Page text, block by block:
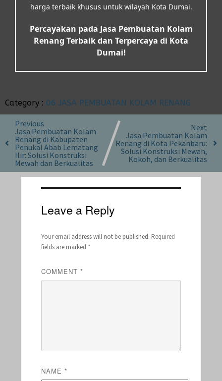
harga terbaik khusus untuk wilayah Kota Dumai.
Percayakan pada Jasa Pembuatan Kolam
Renang Terbaik dan Terpercaya di Kota
Dumai!
Category : 06 JASA PEMBUATAN KOLAM RENANG
Previous
Jasa Pembuatan Kolam
Renang di Kabupaten
Penukal Abab Lematang
Ilir: Solusi Konstruksi
Mewah dan Berkualitas
Next
Jasa Pembuatan Kolam
Renang di Kota Pekanbaru:
Solusi Konstruksi Mewah,
Kokoh, dan Berkualitas
Leave a Reply
Your email address will not be published. Required
fields are marked *
COMMENT *
NAME *